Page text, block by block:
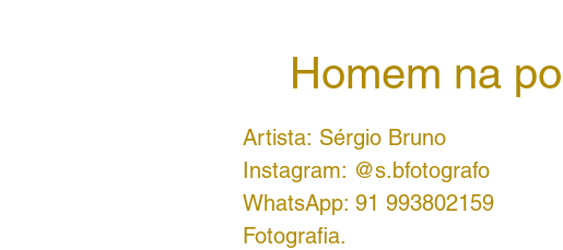
Homem na
Artista: Sérgio Bruno
Instagram: @s.bfotografo
WhatsApp: 91 993802159
Fotografia.